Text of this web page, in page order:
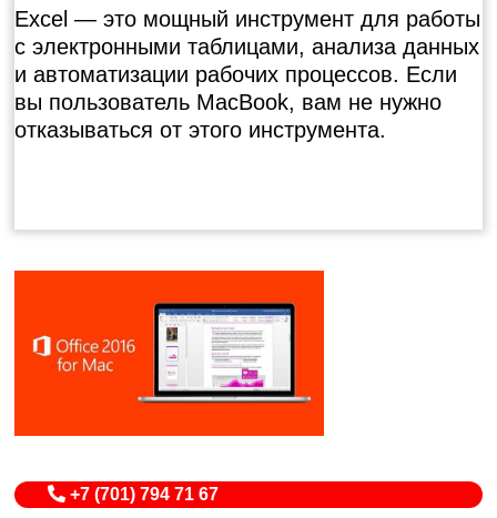
Excel — это мощный инструмент для работы
с электронными таблицами, анализа данных
и автоматизации рабочих процессов. Если
вы пользователь MacBook, вам не нужно
отказываться от этого инструмента.
+7 (701) 794 71 67